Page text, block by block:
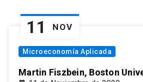
11 NOV
Microeconomía Aplicada
Martin Fiszbein, Boston